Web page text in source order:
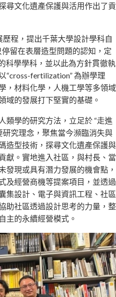
尋文化遺產保護與活用作出了貢
程，提出千葉大學設計學科自
留在表層造型問題的認知，定
科學學科，並以此為方針貫徹執
“cross-fertilization” 為辦學理
，材料化學，人機工學等多領域
域的發展打下堅實的基礎。
類學的研究方法，立足於 “走進
研究理念，聚焦當今瀕臨消失與
造型技術，探尋文化遺產保護與
獻。實地進入社區，與村長、當
發現或具有潛力發展的機會點，
及經營商機等提案項目，並透過
集設計、電子與資訊工程、社區
助社區透過設計思考的力量，整
主的永續經營模式。